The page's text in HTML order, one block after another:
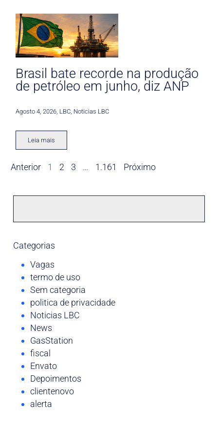
Brasil bate recorde na produção
de petróleo em junho, diz ANP
Agosto 4, 2026 LBC Noticias LBC
Leia mais
Anterior 1 2 3 … 1.161 Próximo
Categorias
Vagas
termo de uso
Sem categoria
politica de privacidade
Noticias LBC
News
GasStation
fiscal
Envato
Depoimentos
clientenovo
alerta